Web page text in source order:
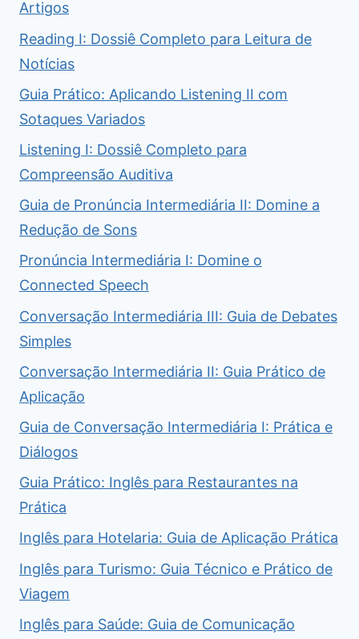
Artigos
Reading I: Dossiê Completo para Leitura de
Notícias
Guia Prático: Aplicando Listening II com
Sotaques Variados
Listening I: Dossiê Completo para
Compreensão Auditiva
Guia de Pronúncia Intermediária II: Domine a
Redução de Sons
Pronúncia Intermediária I: Domine o
Connected Speech
Conversação Intermediária III: Guia de Debates
Simples
Conversação Intermediária II: Guia Prático de
Aplicação
Guia de Conversação Intermediária I: Prática e
Diálogos
Guia Prático: Inglês para Restaurantes na
Prática
Inglês para Hotelaria: Guia de Aplicação Prática
Inglês para Turismo: Guia Técnico e Prático de
Viagem
Inglês para Saúde: Guia de Comunicação